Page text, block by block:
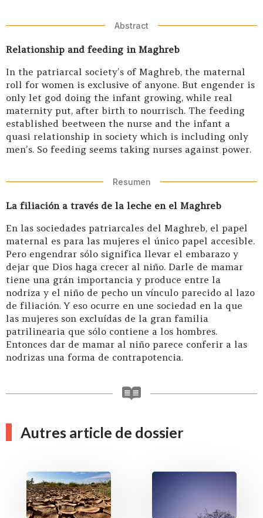
Abstract
Relationship and feeding in Maghreb
In the patriarcal society’s of Maghreb, the maternal
roll for women is exclusive of anyone. But engender is
only let god doing the infant growing, while real
maternity put, after birth to nourrisch. The feeding
established beetween the nurse and the infant a
quasi relationship in society which is including only
men’s. So feeding seems taking nurses against power.
Resumen
La filiación a través de la leche en el Maghreb
En las sociedades patriarcales del Maghreb, el papel
maternal es para las mujeres el único papel accesible.
Pero engendrar sólo significa llevar el embarazo y
dejar que Dios haga crecer al niño. Darle de mamar
tiene una grán importancia y produce entre la
nodriza y el niño de pecho un vínculo parecido al lazo
de filiación. Y eso ocurre en une sociedad en la que
las mujeres son excluídas de la gran familia
patrilinearia que sólo contiene a los hombres.
Entonces dar de mamar al niño parece conferir a las
nodrizas una forma de contrapotencia.
Autres article de dossier